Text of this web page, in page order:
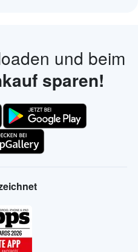
und beim
sparen!